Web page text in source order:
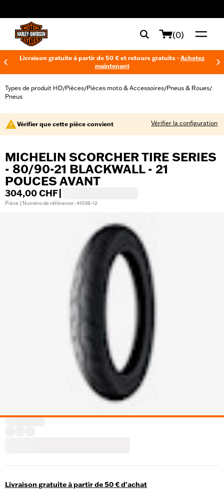
(0)
Livraison gratuite à partir de 50 € et retours gratuits - Achetez
maintenant
Types de produit HD/Pièces/Pièces moto & Accessoires/Pneus & Roues/
Pneus
Vérifier que cette pièce convient Vérifier la configuration
MICHELIN SCORCHER TIRE SERIES
- 80/90-21 BLACKWALL - 21
POUCES AVANT
304,00 CHF
Pièce | Numéro de référence : 41036-12
Livraison gratuite à partir de 50 € d'achat